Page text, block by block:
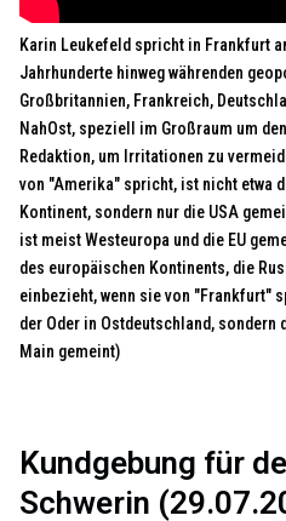
Karin Leukefeld spricht in Frankfurt
Jahrhunderte hinweg währenden
Großbritannien, Frankreich,
NahOst, speziell im Großraum um
Redaktion, um Irritationen zu
von "Amerika" spricht, ist nicht etwa
Kontinent, sondern nur die USA
ist meist Westeuropa und die EU
des europäischen Kontinents, die
einbezieht, wenn sie von "Frankfurt"
der Oder in Ostdeutschland, sondern
Main gemeint)
Kundgebung für
Schwerin